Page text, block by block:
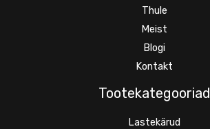
Thule
Meist
Blogi
Kontakt
Tootekategooriad
Lastekärud